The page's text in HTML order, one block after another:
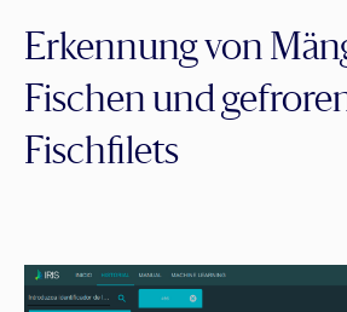
Erkennung von
Fischen und
Fischfilets